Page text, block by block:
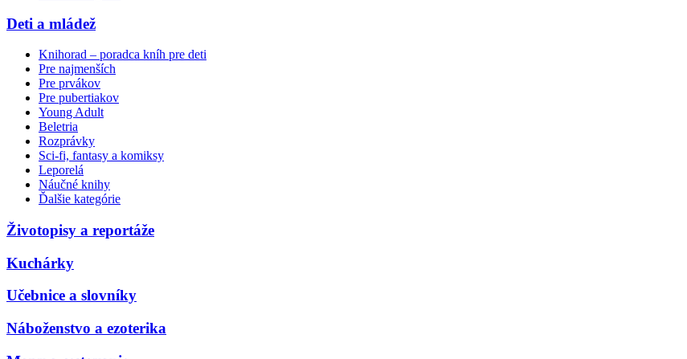
Deti a mládež
Knihorad – poradca kníh pre deti
Pre najmenších
Pre prvákov
Pre pubertiakov
Young Adult
Beletria
Rozprávky
Sci-fi, fantasy a komiksy
Leporelá
Náučné knihy
Ďalšie kategórie
Životopisy a reportáže
Kuchárky
Učebnice a slovníky
Náboženstvo a ezoterika